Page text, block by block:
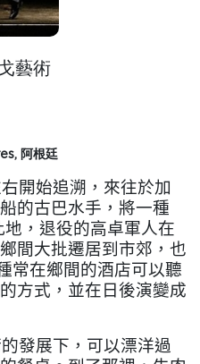
藝術
阿根廷
開始追溯，來往於加
的古巴水手，將一種
，退役的高卓軍人在
間大批遷居到市郊，也
常在鄉間的酒店可以聽
方式，並在日後演變成
發展下，可以漂洋過